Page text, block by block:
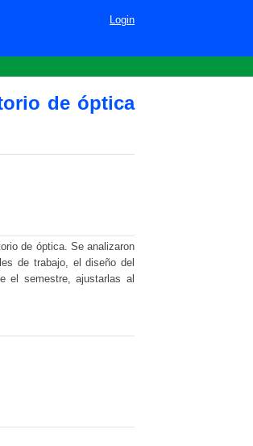
de
Login
de óptica
de óptica. Se analizaron
de trabajo, el diseño del
el semestre, ajustarlas al